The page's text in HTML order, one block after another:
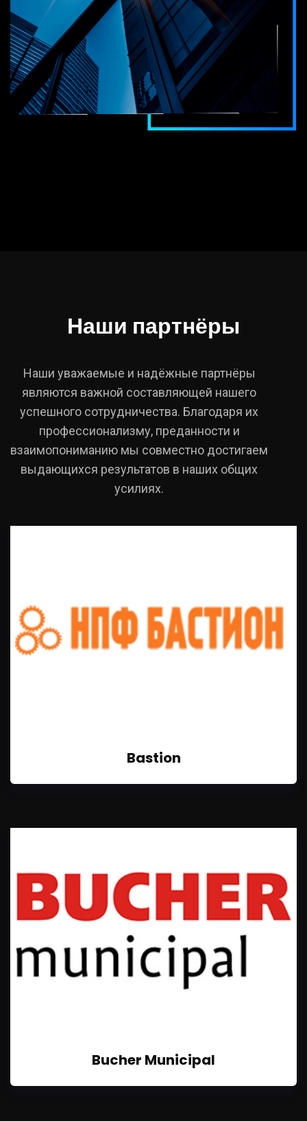
Наши партнёры
Наши уважаемые и надёжные партнёры
являются важной составляющей нашего
успешного сотрудничества. Благодаря их
профессионализму, преданности и
взаимопониманию мы совместно достигаем
выдающихся результатов в наших общих
усилиях.
Bastion
Bucher Municipal